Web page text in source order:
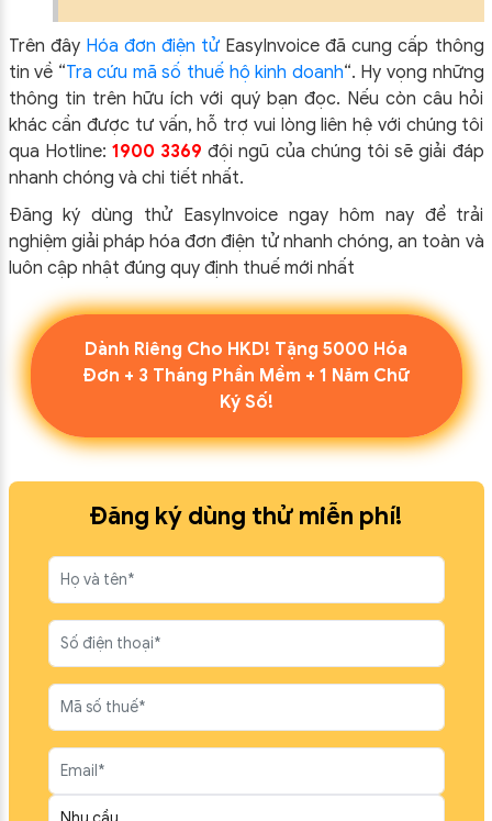
Trên đây Hóa đơn điện tử EasyInvoice đã cung cấp thông
tin về “Tra cứu mã số thuế hộ kinh doanh“. Hy vọng những
thông tin trên hữu ích với quý bạn đọc. Nếu còn câu hỏi
khác cần được tư vấn, hỗ trợ vui lòng liên hệ với chúng tôi
qua Hotline: 1900 3369 đội ngũ của chúng tôi sẽ giải đáp
nhanh chóng và chi tiết nhất.
Đăng ký dùng thử EasyInvoice ngay hôm nay để trải
nghiệm giải pháp hóa đơn điện tử nhanh chóng, an toàn và
luôn cập nhật đúng quy định thuế mới nhất
Dành Riêng Cho HKD! Tặng 5000 Hóa
Đơn + 3 Tháng Phần Mềm + 1 Năm Chữ
Ký Số!
Đăng ký dùng thử miễn phí!